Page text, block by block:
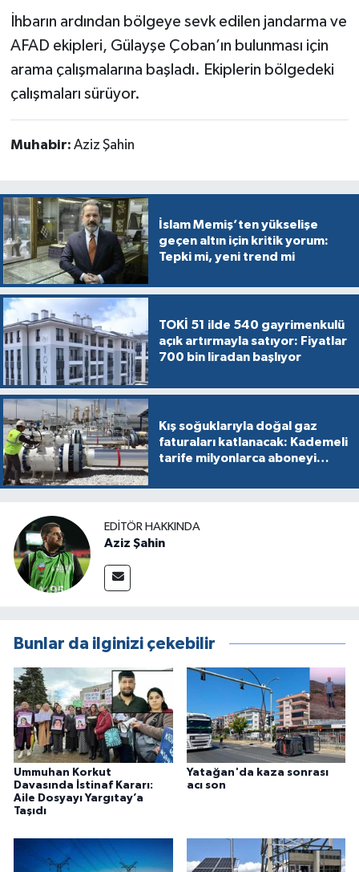
İhbarın ardından bölgeye sevk edilen jandarma ve
AFAD ekipleri, Gülayşe Çoban’ın bulunması için
arama çalışmalarına başladı. Ekiplerin bölgedeki
çalışmaları sürüyor.
Muhabir: Aziz Şahin
İslam Memiş’ten yükselişe
geçen altın için kritik yorum:
Tepki mi, yeni trend mi
TOKİ 51 ilde 540 gayrimenkulü
açık artırmayla satıyor: Fiyatlar
700 bin liradan başlıyor
Kış soğuklarıyla doğal gaz
faturaları katlanacak: Kademeli
tarife milyonlarca aboneyi
EDITÖR HAKKINDA
Aziz Şahin
Bunlar da ilginizi çekebilir
Ummuhan Korkut
Davasında İstinaf Kararı:
Aile Dosyayı Yargıtay’a
Taşıdı
Yatağan'da kaza sonrası
acı son